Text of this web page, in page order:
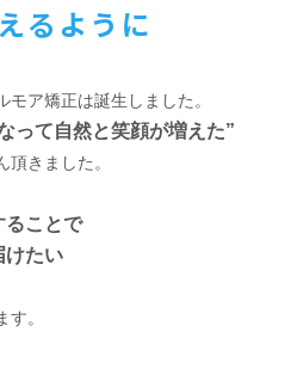
るように
ア矯正は誕生しました。
って自然と笑顔が増えた”
きました。
ることで
けたい
。